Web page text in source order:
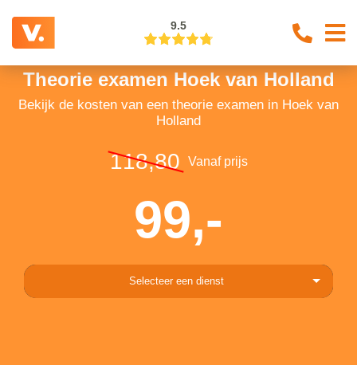
9.5
Theorie examen Hoek van Holland
Bekijk de kosten van een theorie examen in Hoek van
Holland
118,80 Vanaf prijs
99,-
Selecteer een dienst